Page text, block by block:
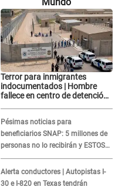
Mundo
Terror para inmigrantes
indocumentados | Hombre
fallece en centro de detención
Pésimas noticias para
beneficiarios SNAP: 5 millones de
personas no lo recibirán y ESTOS
INMIGRANTES ya no califican
Alerta conductores | Autopistas I-
30 e I-820 en Texas tendrán